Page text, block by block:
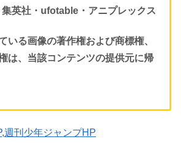
英社・ufotable・アニプレックス
いる画像の著作権および商標権、
は、当該コンテンツの提供元に帰
,週刊少年ジャンプHP